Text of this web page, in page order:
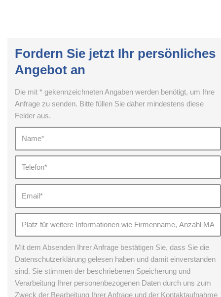
Fordern Sie jetzt Ihr persönliches
Angebot an
Die mit * gekennzeichneten Angaben werden benötigt, um Ihre
Anfrage zu senden. Bitte füllen Sie daher mindestens diese
Felder aus.
Mit dem Absenden Ihrer Anfrage bestätigen Sie, dass Sie die
Datenschutzerklärung gelesen haben und damit einverstanden
sind. Sie stimmen der beschriebenen Speicherung und
Verarbeitung Ihrer personenbezogenen Daten durch uns zum
Zweck der Bearbeitung Ihrer Anfrage und der Kontaktaufnahme